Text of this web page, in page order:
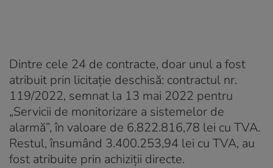
Dintre cele 24 de contracte, doar unul a fost
atribuit prin licitație deschisă: contractul nr.
119/2022, semnat la 13 mai 2022 pentru
„Servicii de monitorizare a sistemelor de
alarmă”, în valoare de 6.822.816,78 lei cu TVA.
Restul, însumând 3.400.253,94 lei cu TVA, au
fost atribuite prin achiziții directe.